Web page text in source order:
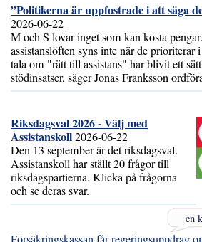
”Politikerna är uppfostrade i att säga
2026-06-22
M och S lovar inget som kan kosta
assistanslöften syns inte när de
tala om "rätt till assistans" har blivit ett
stödinsatser, säger Jonas Franksson
Riksdagsval 2026 - Välj med
Assistanskoll2026-06-22
Den 13 september är det riksdagsval.
Assistanskoll har ställt 20 frågor till
riksdagspartierna. Klicka på frågorna
och se deras svar.
en